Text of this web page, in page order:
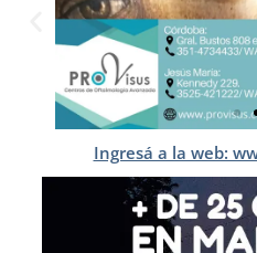
Ingresá a la web: